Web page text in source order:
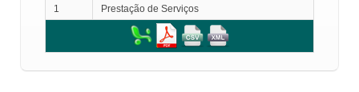
1
Prestação de Serviços